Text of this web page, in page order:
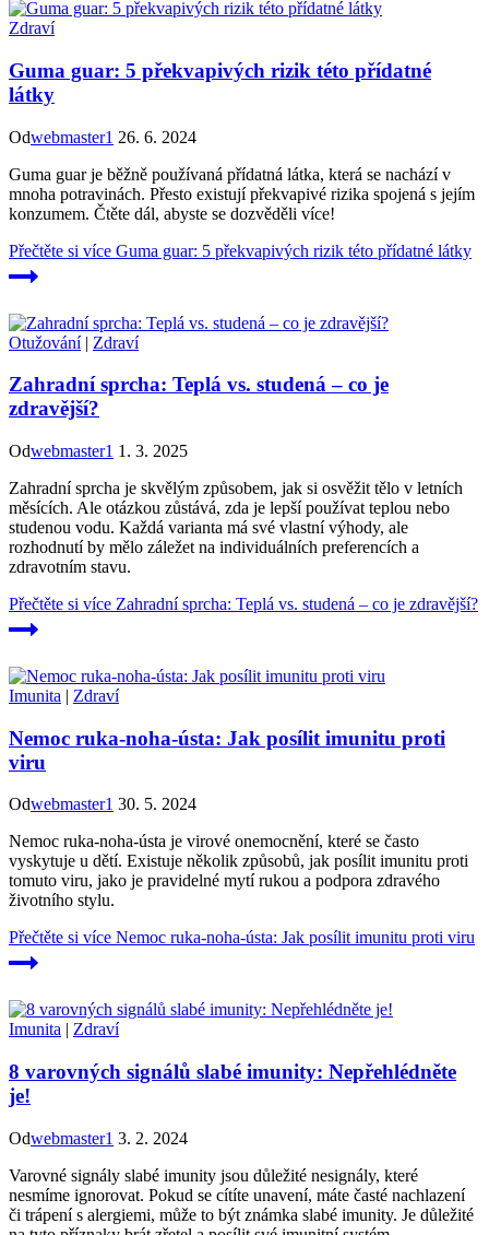
Zdraví
Guma guar: 5 překvapivých rizik této přídatné
látky
Odwebmaster1 26. 6. 2024
Guma guar je běžně používaná přídatná látka, která se nachází v
mnoha potravinách. Přesto existují překvapivé rizika spojená s jejím
konzumem. Čtěte dál, abyste se dozvěděli více!
Přečtěte si více Guma guar: 5 překvapivých rizik této přídatné látky
Otužování| Zdraví
Zahradní sprcha: Teplá vs. studená – co je
zdravější?
Odwebmaster1 1. 3. 2025
Zahradní sprcha je skvělým způsobem, jak si osvěžit tělo v letních
měsících. Ale otázkou zůstává, zda je lepší používat teplou nebo
studenou vodu. Každá varianta má své vlastní výhody, ale
rozhodnutí by mělo záležet na individuálních preferencích a
zdravotním stavu.
Přečtěte si více Zahradní sprcha: Teplá vs. studená – co je zdravější?
Imunita | Zdraví
Nemoc ruka-noha-ústa: Jak posílit imunitu proti
viru
Odwebmaster1 30. 5. 2024
Nemoc ruka-noha-ústa je virové onemocnění, které se často
vyskytuje u dětí. Existuje několik způsobů, jak posílit imunitu proti
tomuto viru, jako je pravidelné mytí rukou a podpora zdravého
životního stylu.
Přečtěte si více Nemoc ruka-noha-ústa: Jak posílit imunitu proti viru
Imunita | Zdraví
8 varovných signálů slabé imunity: Nepřehlédněte
je!
Odwebmaster1 3. 2. 2024
Varovné signály slabé imunity jsou důležité nesignály, které
nesmíme ignorovat. Pokud se cítíte unavení, máte časté nachlazení
či trápení s alergiemi, může to být známka slabé imunity. Je důležité